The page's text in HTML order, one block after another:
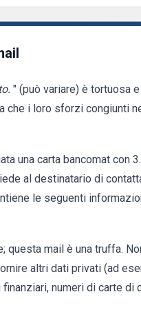
" (può variare) è tortuosa
che i loro sforzi congiunti
una carta bancomat con
al destinatario di
le seguenti
mail è una truffa.
altri dati privati (ad
numeri di carte di